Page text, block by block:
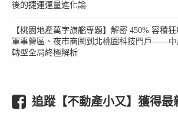
後的捷運運量進化論
【桃園地產萬字旗艦專題】解密 450% 容積
軍事營區、夜市商圈到北桃園科技門戶——中
轉型全局終極解析
追蹤【不動產小又】獲得最